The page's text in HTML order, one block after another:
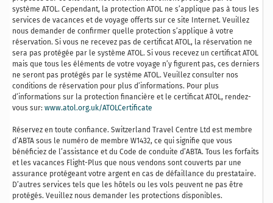
système ATOL. Cependant, la protection ATOL ne s’applique pas à tous les
services de vacances et de voyage offerts sur ce site Internet. Veuillez
nous demander de confirmer quelle protection s’applique à votre
réservation. Si vous ne recevez pas de certificat ATOL, la réservation ne
sera pas protégée par le système ATOL. Si vous recevez un certificat ATOL
mais que tous les éléments de votre voyage n’y figurent pas, ces derniers
ne seront pas protégés par le système ATOL. Veuillez consulter nos
conditions de réservation pour plus d’informations. Pour plus
d’informations sur la protection financière et le certificat ATOL, rendez-
vous sur: www.atol.org.uk/ATOLCertificate
Réservez en toute confiance. Switzerland Travel Centre Ltd est membre
d’ABTA sous le numéro de membre W1432, ce qui signifie que vous
bénéficiez de l’assistance et du Code de conduite d’ABTA. Tous les forfaits
et les vacances Flight-Plus que nous vendons sont couverts par une
assurance protégeant votre argent en cas de défaillance du prestataire.
D’autres services tels que les hôtels ou les vols peuvent ne pas être
protégés. Veuillez nous demander les protections disponibles.